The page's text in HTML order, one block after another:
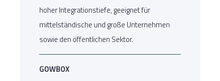
hoher Integrationstiefe, geeignet für
mittelständische und große Unternehmen
sowie den öffentlichen Sektor.
GOWBOX